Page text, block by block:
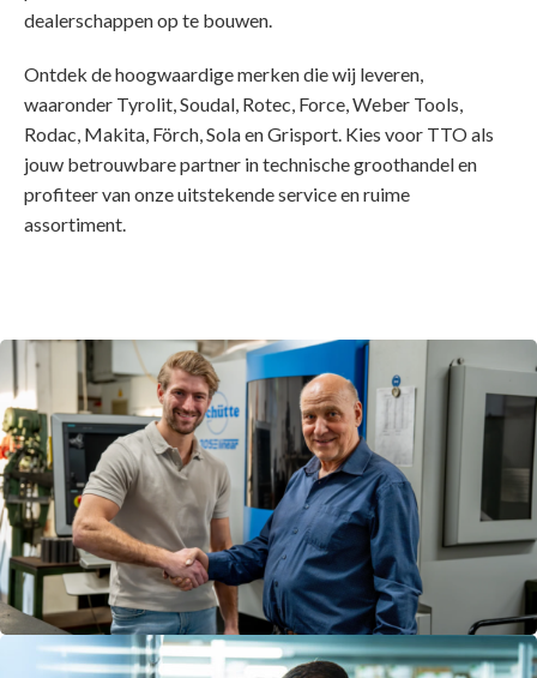
dealerschappen op te bouwen.
Ontdek de hoogwaardige merken die wij leveren,
waaronder Tyrolit, Soudal, Rotec, Force, Weber Tools,
Rodac, Makita, Förch, Sola en Grisport. Kies voor TTO als
jouw betrouwbare partner in technische groothandel en
profiteer van onze uitstekende service en ruime
assortiment.